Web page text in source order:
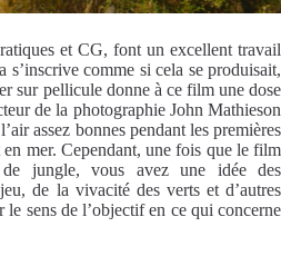
et CG, font un excellent travail
s’inscrive comme si cela se produisait,
sur pellicule donne à ce film une dose
de la photographie John Mathieson
assez bonnes pendant les premières
mer. Cependant, une fois que le film
de jungle, vous avez une idée des
de la vivacité des verts et d’autres
le sens de l’objectif en ce qui concerne